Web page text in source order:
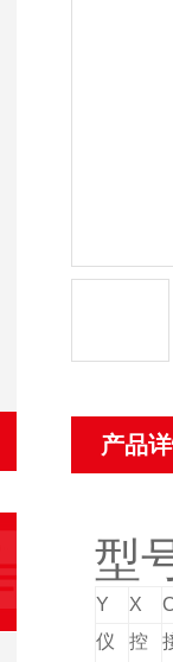
产品
型
Y X
仪
控